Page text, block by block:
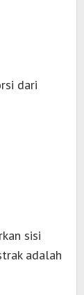
dari
sisi
adalah